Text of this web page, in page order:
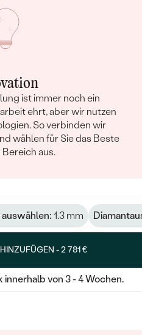
ist immer noch ein
ehrt, aber wir nutzen
So verbinden wir
wählen für Sie das Beste
aus.
auswählen: 1.3 mm
-2 781 €
von 3 - 4 Wochen.